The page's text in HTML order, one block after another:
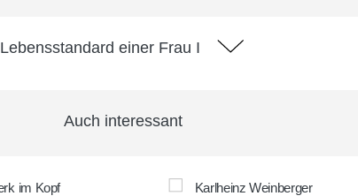
Lebensstandard einer Frau I
Auch interessant